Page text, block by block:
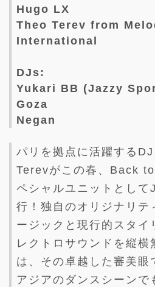
Hugo LX
Theo Terev from
International
DJs:
Yukari BB (Jazzy
Goza
Negan
パリを拠点に活躍する
Terevがこの春、Back
ペシャルユニットとし
行！独自のオリジナリテ
ージックと現行的スタイ
レクトロサウンドを縦横
は、その卓越した審美眼
アジアのダンスシーンで